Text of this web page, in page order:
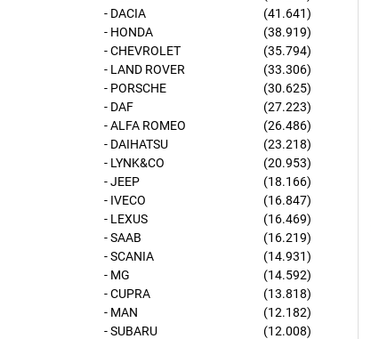
- DACIA
(41.641)
- HONDA
(38.919)
- CHEVROLET
(35.794)
- LAND ROVER
(33.306)
- PORSCHE
(30.625)
- DAF
(27.223)
- ALFA ROMEO
(26.486)
- DAIHATSU
(23.218)
- LYNK&CO
(20.953)
- JEEP
(18.166)
- IVECO
(16.847)
- LEXUS
(16.469)
- SAAB
(16.219)
- SCANIA
(14.931)
- MG
(14.592)
- CUPRA
(13.818)
- MAN
(12.182)
- SUBARU
(12.008)